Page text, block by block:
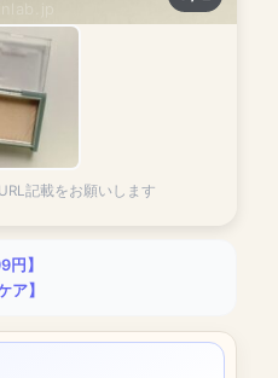
記載をお願いします
】
ア】